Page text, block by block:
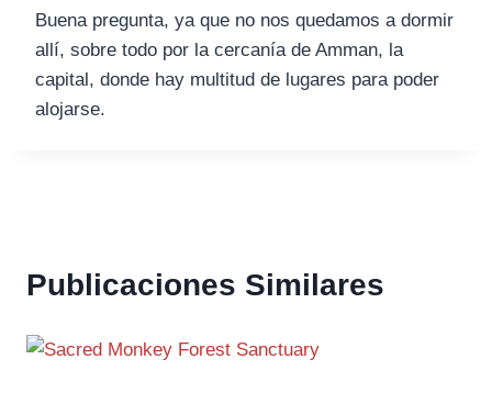
Buena pregunta, ya que no nos quedamos a dormir
allí, sobre todo por la cercanía de Amman, la
capital, donde hay multitud de lugares para poder
alojarse.
Publicaciones Similares